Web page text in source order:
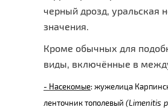
черный дрозд, уральская
значения.
Кроме обычных для
виды, включённые в
- Насекомые: жужелица
ленточник тополевый (Limenitis